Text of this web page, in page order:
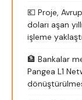
💶 Proje,
doları aşan
işleme
🏦 Bankalar
Pangea L1